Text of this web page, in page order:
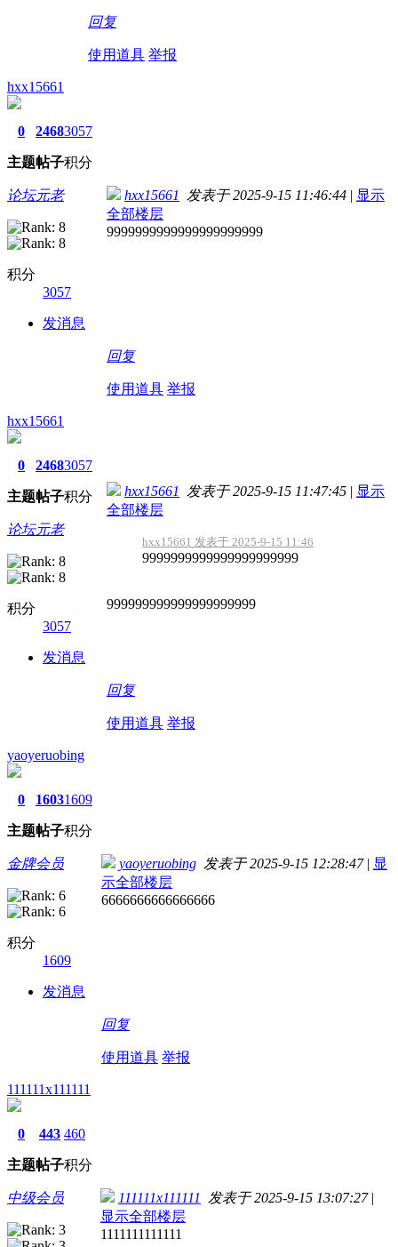
回复
使用道具 举报
hxx15661
0
主题
2468
帖子
3057
积分
论坛元老
积分
3057
发消息
hxx15661 发表于 2025-9-15 11:46:44 | 显示
全部楼层
9999999999999999999999
回复
使用道具 举报
hxx15661
0
主题
2468
帖子
3057
积分
论坛元老
积分
3057
发消息
hxx15661 发表于 2025-9-15 11:47:45 | 显示
全部楼层
hxx15661 发表于 2025-9-15 11:46
9999999999999999999999
999999999999999999999
回复
使用道具 举报
yaoyeruobing
0
主题
1603
帖子
1609
积分
金牌会员
积分
1609
发消息
yaoyeruobing 发表于 2025-9-15 12:28:47 | 显
示全部楼层
6666666666666666
回复
使用道具 举报
111111x111111
0
主题
443
帖子
460
积分
中级会员 111111x111111 发表于 2025-9-15 13:07:27 |
显示全部楼层
1111111111111